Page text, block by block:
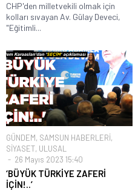
CHP'den milletvekili olmak için
kolları sıvayan Av. Gülay Deveci,
"Eğitimli...
GÜNDEM, SAMSUN HABERLERİ,
SİYASET, ULUSAL
26 Mayıs 2023 15:40
‘BÜYÜK TÜRKİYE ZAFERİ
İÇİN!..’